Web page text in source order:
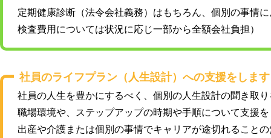
定期健康診断（法令会社義務）はもちろん、個別の事情
検査費用については状況に応じ一部から全額会社負担）
社員のライフプラン（人生設計）への支援をします
社員の人生を豊かにするべく、個別の人生設計の聞き取
職場環境や、ステップアップの時期や手順について支援
出産や介護または個別の事情でキャリアが途切れること